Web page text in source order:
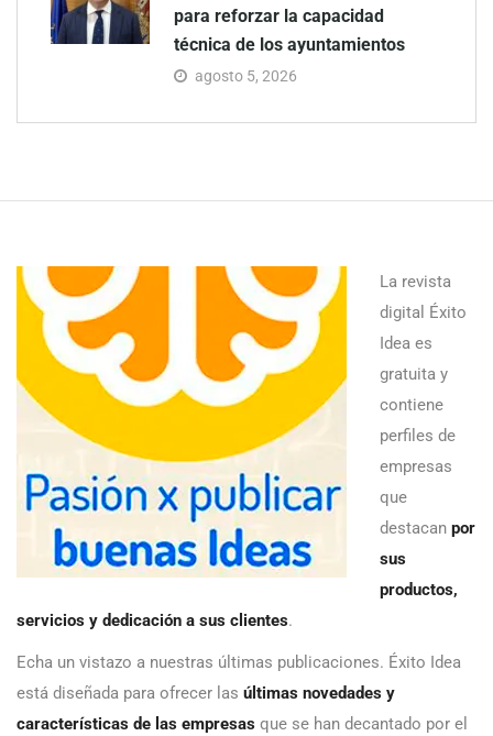
para reforzar la capacidad
técnica de los ayuntamientos
agosto 5, 2026
La revista
digital Éxito
Idea es
gratuita y
contiene
perfiles de
empresas
que
destacan por
sus
productos,
servicios y dedicación a sus clientes.
Echa un vistazo a nuestras últimas publicaciones. Éxito Idea
está diseñada para ofrecer las últimas novedades y
características de las empresas que se han decantado por el